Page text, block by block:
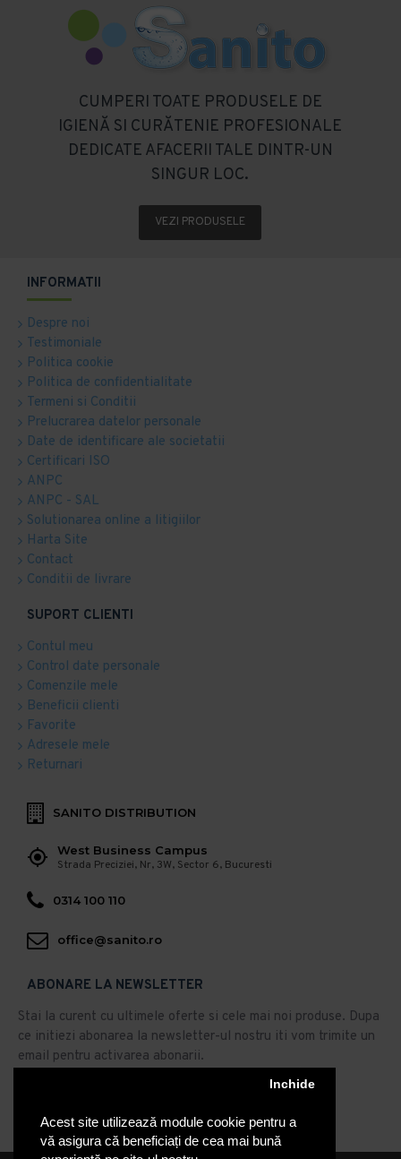
Acest site utilizează module cookie pentru a
vă asigura că beneficiați de cea mai bună
Inchide
CUMPERI TOATE PRODUSELE DE
IGIENĂ SI CURĂTENIE PROFESIONALE
DEDICATE AFACERII TALE DINTR-UN
SINGUR LOC.
VEZI PRODUSELE
INFORMATII
Despre noi
Testimoniale
Politica cookie
Politica de confidentialitate
Termeni si Conditii
Prelucrarea datelor personale
Date de identificare ale societatii
Certificari ISO
ANPC
ANPC - SAL
Solutionarea online a litigiilor
Harta Site
Contact
Conditii de livrare
SUPORT CLIENTI
Contul meu
Control date personale
Comenzile mele
Beneficii clienti
Favorite
Adresele mele
Returnari
SANITO DISTRIBUTION
West Business Campus
Strada Preciziei, Nr, 3W, Sector 6, Bucuresti
0314 100 110
office@sanito.ro
ABONARE LA NEWSLETTER
Stai la curent cu ultimele oferte si cele mai noi produse. Dupa
ce initiezi abonarea la newsletter-ul nostru iti vom trimite un
email pentru activarea abonarii.
Abonare
Am citit şi sunt de acord cu Politica de Confidentialitate